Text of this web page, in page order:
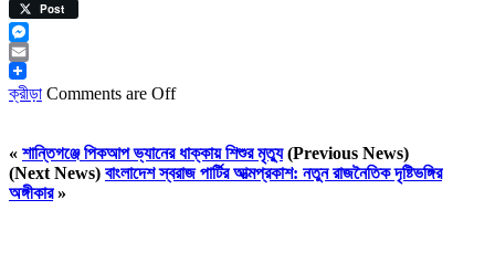
ViberPost
Messenger
Email
ক্রীড়া Comments are Off
« শান্তিগঞ্জে পিকআপ ভ্যানের ধাক্কায় শিশুর মৃত্যু(Previous News)
(Next News) বাংলাদেশ স্বরাজ পার্টির আত্মপ্রকাশ: নতুন রাজনৈতিক দৃষ্টিভঙ্গির
অঙ্গীকার»